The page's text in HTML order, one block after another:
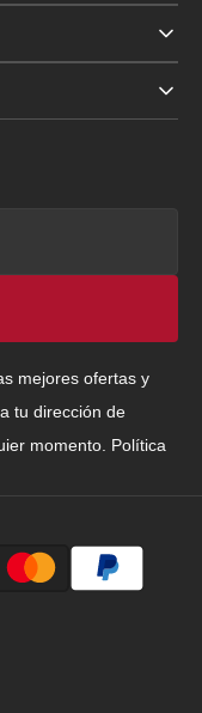
mejores ofertas y
tu dirección de
momento. Política